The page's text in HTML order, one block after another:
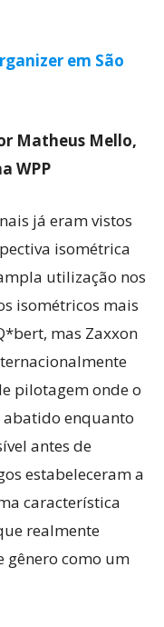
em São
Matheus Mello,
WPP
já eram vistos
isométrica
utilização nos
isométricos mais
mas Zaxxon
pilotagem onde o
enquanto
antes de
estabeleceram a
característica
realmente
gênero como um